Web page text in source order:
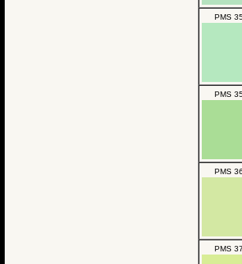
PMS
PMS
PMS
PMS